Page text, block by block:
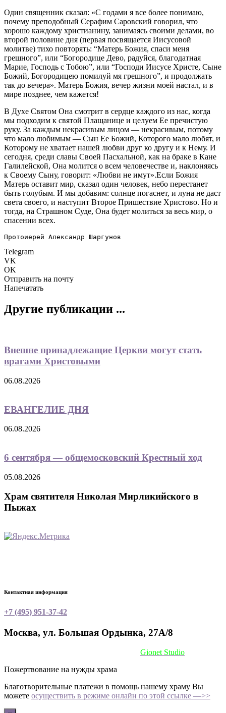
Один священник сказал: «С годами я все более понимаю,
почему преподобный Серафим Саровский говорил, что
хорошо каждому христианину, занимаясь своими делами, во
второй половине дня (первая посвящается Иисусовой
молитве) тихо повторять: “Матерь Божия, спаси меня
грешного”, или “Богородице Дево, радуйся, благодатная
Марие, Господь с Тобою”, или “Господи Иисусе Христе, Сыне
Божий, Богородицею помилуй мя грешного”, и продолжать
так до вечера». Матерь Божия, вечер жизни моей настал, и в
мире позднее, чем кажется!
В Духе Святом Она смотрит в сердце каждого из нас, когда
мы подходим к святой Плащанице и целуем Ее пречистую
руку. За каждым некрасивым лицом — некрасивым, потому
что мало любимым — Сын Ее Божий, Которого мало любят, и
Которому не хватает нашей любви друг ко другу и к Нему. И
сегодня, среди славы Своей Пасхальной, как на браке в Кане
Галилейской, Она молится о всем человечестве и, наклоняясь
к Своему Сыну, говорит: «Любви не имут».Если Божия
Матерь оставит мир, сказал один человек, небо перестанет
быть голубым. И мы добавим: солнце погаснет, и луна не даст
света своего, и наступит Второе Пришествие Христово. Но и
тогда, на Страшном Суде, Она будет молиться за весь мир, о
спасении всех.
Протоиерей Александр Шаргунов
Telegram
VK
OK
Отправить на почту
Напечатать
Другие публикации ...
Внешне принадлежащие Церкви могут стать
врагами Христовыми
06.08.2026
ЕВАНГЕЛИЕ ДНЯ
06.08.2026
6 сентября — общемосковский Крестный ход
05.08.2026
Храм святителя Николая Мирликийского в
Пыжах
Контактная информация
+7 (495) 951-37-42
Москва, ул. Большая Ордынка, 27А/8
Gionet Studio
Пожертвование на нужды храма
Благотворительные платежи в помощь нашему храму Вы
можете осуществить в режиме онлайн по этой ссылке —>>